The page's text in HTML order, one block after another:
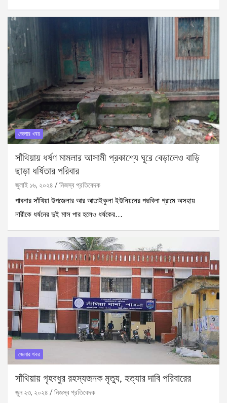
জেলার খবর
সাঁথিয়ায় ধর্ষণ মামলার আসামী প্রকাশ্যে ঘুরে বেড়ালেও বাড়ি
ছাড়া ধর্ষিতার পরিবার
জুলাই ১৬, ২০২৪
নিজস্ব প্রতিবেদক
পাবনার সাঁথিয়া উপজেলার আর আতাইকুলা ইউনিয়নের পদ্মবিলা গ্রামে অসহায়
নারীকে ধর্ষনের দুই মাস পার হলেও ধর্ষকের…
জেলার খবর
সাঁথিয়ায় গৃহবধুর রহস্যজনক মৃত্যু, হত্যার দাবি পরিবারের
জুন ২৩, ২০২৪
নিজস্ব প্রতিবেদক